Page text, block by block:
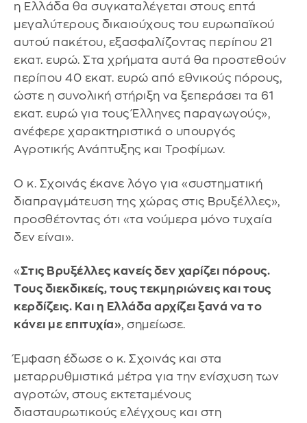
η Ελλάδα θα συγκαταλέγεται στους επτά
μεγαλύτερους δικαιούχους του ευρωπαϊκού
αυτού πακέτου, εξασφαλίζοντας περίπου 21
εκατ. ευρώ. Στα χρήματα αυτά θα προστεθούν
περίπου 40 εκατ. ευρώ από εθνικούς πόρους,
ώστε η συνολική στήριξη να ξεπεράσει τα 61
εκατ. ευρώ για τους Έλληνες παραγωγούς»,
ανέφερε χαρακτηριστικά ο υπουργός
Αγροτικής Ανάπτυξης και Τροφίμων.
Ο κ. Σχοινάς έκανε λόγο για «συστηματική
διαπραγμάτευση της χώρας στις Βρυξέλλες»,
προσθέτοντας ότι «τα νούμερα μόνο τυχαία
δεν είναι».
«Στις Βρυξέλλες κανείς δεν χαρίζει πόρους.
Τους διεκδικείς, τους τεκμηριώνεις και τους
κερδίζεις. Και η Ελλάδα αρχίζει ξανά να το
κάνει με επιτυχία», σημείωσε.
Έμφαση έδωσε ο κ. Σχοινάς και στα
μεταρρυθμιστικά μέτρα για την ενίσχυση των
αγροτών, στους εκτεταμένους
διασταυρωτικούς ελέγχους και στη